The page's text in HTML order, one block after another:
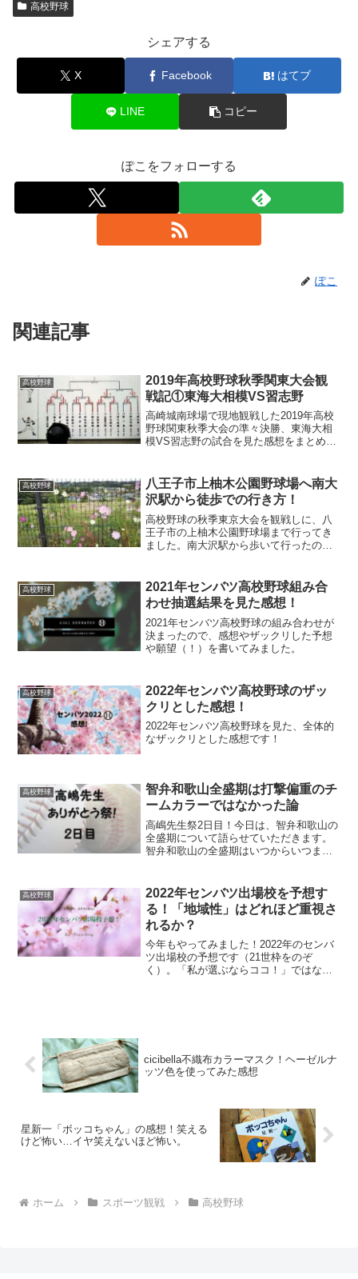
高校野球
シェアする
X Facebook はてブ
LINE コピー
ぽこをフォローする
ぽこ
関連記事
高校野球
2019年高校野球秋季関東大会観
戦記①東海大相模VS習志野
高崎城南球場で現地観戦した2019年高校
野球関東秋季大会の準々決勝、東海大相
模VS習志野の試合を見た感想をまとめて
高校野球
八王子市上柚木公園野球場へ南大
沢駅から徒歩での行き方！
高校野球の秋季東京大会を観戦しに、八
王子市の上柚木公園野球場まで行ってき
ました。南大沢駅から歩いて行ったの
高校野球
2021年センバツ高校野球組み合
わせ抽選結果を見た感想！
2021年センバツ高校野球の組み合わせが
決まったので、感想やザックリした予想
や願望（！）を書いてみました。
高校野球
2022年センバツ高校野球のザッ
クリとした感想！
2022年センバツ高校野球を見た、全体的
なザックリとした感想です！
高校野球
智弁和歌山全盛期は打撃偏重のチ
ームカラーではなかった論
高嶋先生祭2日目！今日は、智弁和歌山の
全盛期について語らせていただきます。
智弁和歌山の全盛期はいつからいつまで
と叫びたい私。
高校野球
2022年センバツ出場校を予想す
る！「地域性」はどれほど重視さ
れるか？
今年もやってみました！2022年のセンバ
ツ出場校の予想です（21世枠をのぞ
く）。「私が選ぶならココ！」ではな
cicibella不織布カラーマスク！ヘーゼルナ
ッツ色を使ってみた感想
星新一「ボッコちゃん」の感想！笑える
けど怖い…イヤ笑えないほど怖い。
ホーム スポーツ観戦 高校野球